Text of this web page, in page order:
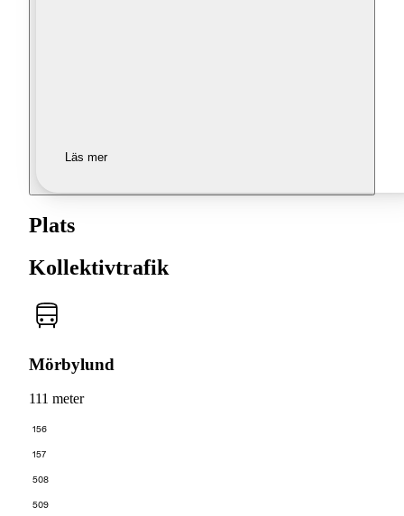
Läs mer
Plats
Kollektivtrafik
Mörbylund
111 meter
156
157
508
509